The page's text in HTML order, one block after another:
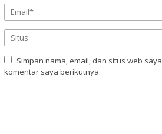
Simpan nama, email, dan situs web
komentar saya berikutnya.